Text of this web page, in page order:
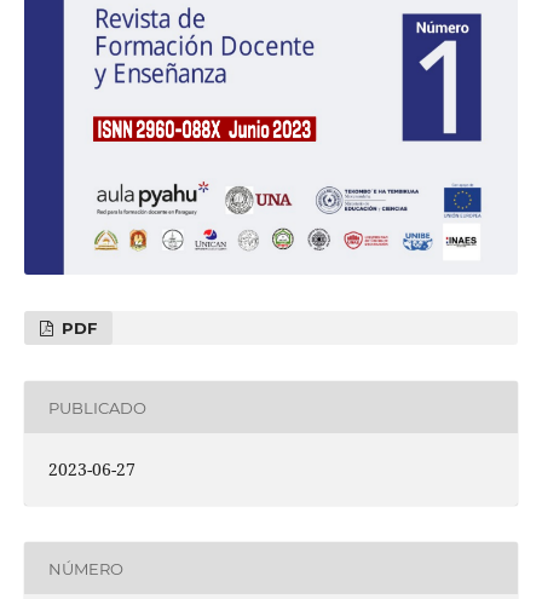
PDF
PUBLICADO
2023-06-27
NÚMERO